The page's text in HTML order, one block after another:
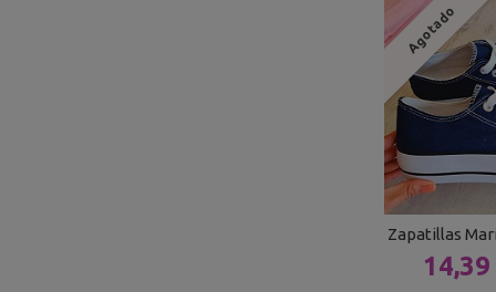
Agotado
Zapatillas